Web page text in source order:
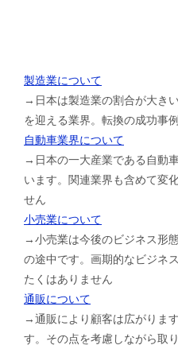
製造業について
→日本は製造業の割合が大き
を迎える業界。転換の成功事
自動車業界について
→日本の一大産業である自動
います。関連業界も含めて変
せん
小売業について
→小売業は今後のビジネス形
の途中です。画期的なビジネ
たくはありません
通販について
→通販により顧客は広がりま
す。その点を考慮しながら取